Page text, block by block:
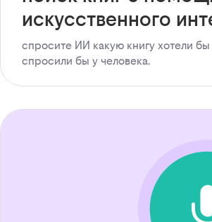
искусственного
спросите ИИ какую книгу хотели бы
спросили бы у человека.